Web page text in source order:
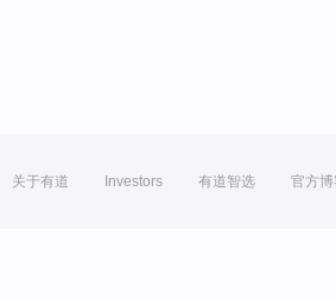
关于有道 Investors 有道智选 官方博